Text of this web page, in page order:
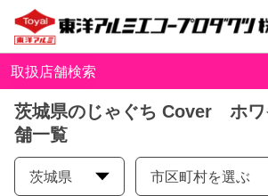
取扱店舗検索
茨城県のじゃぐち Cover ホワ
舗一覧
茨城県 市区町村を選ぶ